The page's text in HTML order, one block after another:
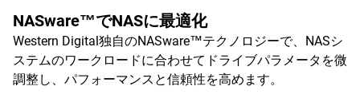
NASware™でNASに最適化
Western Digital独自のNASware™テクノロジーで、NASシ
ステムのワークロードに合わせてドライブパラメータを微
調整し、パフォーマンスと信頼性を高めます。